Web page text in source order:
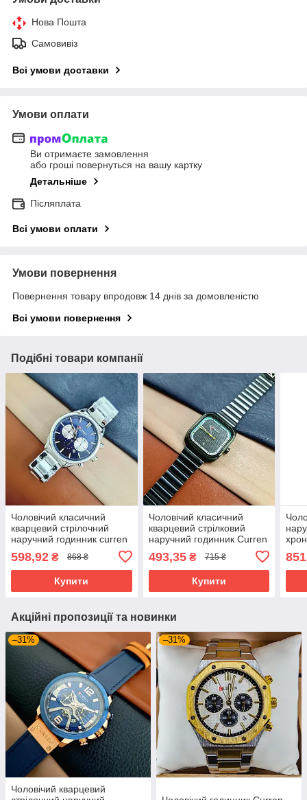
Нова Пошта
Самовивіз
Всі умови доставки
Умови оплати
Ви отримаєте замовлення
або гроші повернуться на вашу картку
Детальніше
Післяплата
Всі умови оплати
Умови повернення
Повернення товару впродовж 14 днів за домовленістю
Всі умови повернення
Подібні товари компанії
Чоловічий класичний
кварцевий стрілочний
наручний годинник curren
Металевий браслет
598,92 ₴ 868 ₴
Купити
Чоловічий класичний
кварцевий стрілковий
наручний годинник Curren
493,35₴ 715 ₴
Купити
Акційні пропозиції та новинки
–31%
Чоловічий кварцевий
–31%